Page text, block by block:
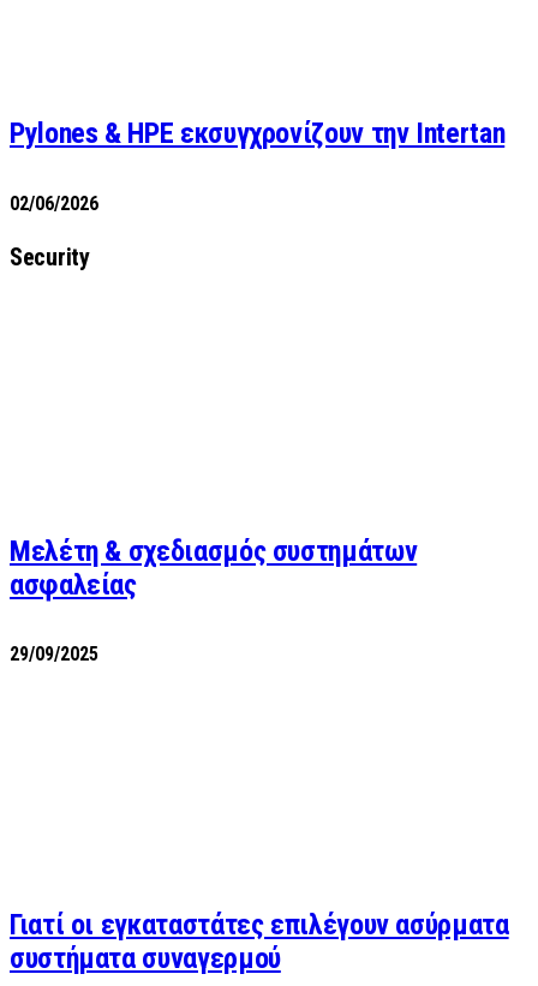
Pylones & HPE εκσυγχρονίζουν την Intertan
02/06/2026
Security
Μελέτη & σχεδιασμός συστημάτων
ασφαλείας
29/09/2025
Γιατί οι εγκαταστάτες επιλέγουν ασύρματα
συστήματα συναγερμού